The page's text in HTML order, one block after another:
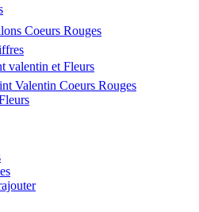
Coeurs Rouges
valentin et Fleurs
Valentin Coeurs Rouges